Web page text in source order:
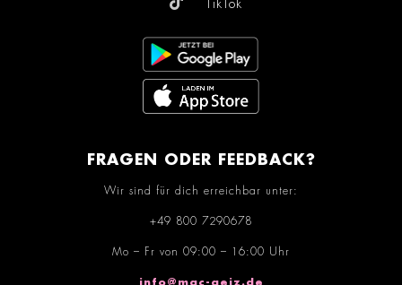
TikTok
FRAGEN ODER FEEDBACK?
Wir sind für dich erreichbar unter:
+49 800 7290678
Mo – Fr von 09:00 – 16:00 Uhr
info@mac-geiz.de